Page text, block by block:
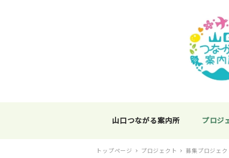
山口つながる案内所 プロジ
トップページ プロジェクト 募集プロジェ